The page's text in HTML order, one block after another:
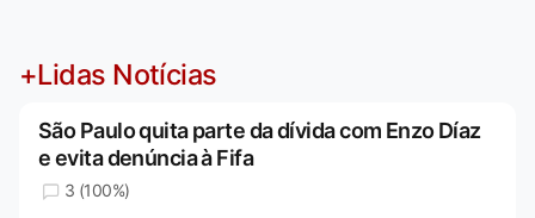
+Lidas Notícias
São Paulo quita parte da dívida com Enzo Díaz
e evita denúncia à Fifa
3 (100%)